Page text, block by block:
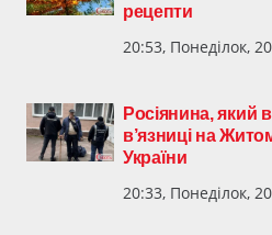
рецепти
20:53, Понеділок,
Росіянина, який
в’язниці на
України
20:33, Понеділок,